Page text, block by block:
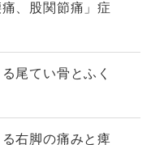
、股関節痛」症
尾てい骨とふく
右脚の痛みと痺